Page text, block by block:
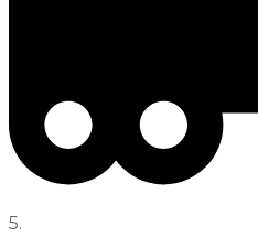
5.